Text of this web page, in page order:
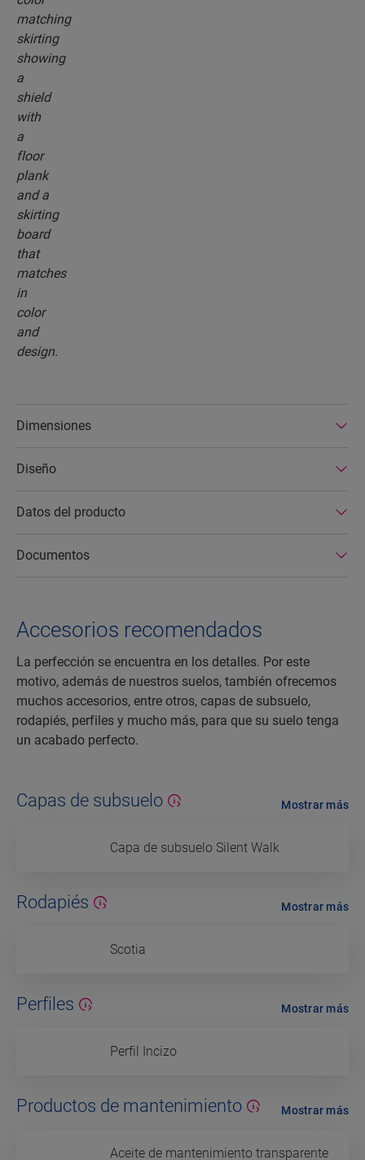
color del suelo que elija.
Dimensiones
Diseño
Datos del producto
Documentos
Accesorios recomendados
La perfección se encuentra en los detalles. Por este
motivo, además de nuestros suelos, también ofrecemos
muchos accesorios, entre otros, capas de subsuelo,
rodapiés, perfiles y mucho más, para que su suelo tenga
un acabado perfecto.
Capas de subsuelo
Capa de subsuelo Silent Walk
Mostrar más
Rodapiés
Scotia
Mostrar más
Perfiles
Perfil Incizo
Mostrar más
Productos de mantenimiento
Aceite de mantenimiento transparente
Mostrar más